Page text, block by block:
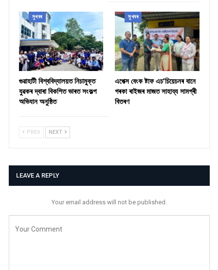
সুখবৰ
গুৱাহাটী বিশ্ববিদ্যালয়ত নিচামুক্ত
যুৱকৰ দ্বাৰা বিকশিত ভাৰত সংকল্প
অভিযান অনুষ্ঠিত
সুখবৰ
​এপেক্স বেংক ষ্টাফ এচ’চিয়েচনৰ বানে
গৰকা ৰাইজৰ মাজত সাহায্য সামগ্ৰী
বিতৰণ ​
PREV NEXT
LEAVE A REPLY
Your email address will not be published.